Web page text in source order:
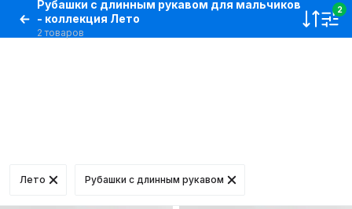
Рубашки с длинным рукавом для мальчиков
- коллекция Лето
2 товаров
2
Лето Рубашки с длинным рукавом